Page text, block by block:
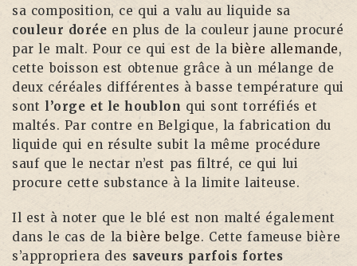
sa composition, ce qui a valu au liquide sa
couleur dorée en plus de la couleur jaune procuré
par le malt. Pour ce qui est de labière allemande,
cette boisson est obtenue grâce à un mélange de
deux céréales différentes à basse température qui
sont l’orge et le houblon qui sont torréfiés et
maltés. Par contre en Belgique, la fabrication du
liquide qui en résulte subit la même procédure
sauf que le nectar n’est pas filtré, ce qui lui
procure cette substance à la limite laiteuse.
Il est à noter que le blé est non malté également
dans le cas de labière belge. Cette fameuse bière
s’appropriera des saveurs parfois fortes